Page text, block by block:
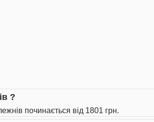
?
починається від 1801 грн.